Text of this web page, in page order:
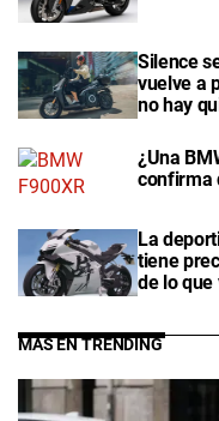
Silence
vuelve a
no hay
¿Una
confirma
La
tiene
de lo que
MÁS EN TRENDING